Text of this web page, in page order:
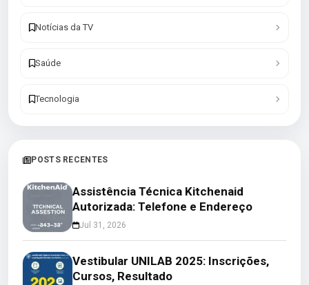
Notícias da TV
Saúde
Tecnologia
POSTS RECENTES
Assistência Técnica Kitchenaid
Autorizada: Telefone e Endereço
Jul 31, 2026
Vestibular UNILAB 2025: Inscrições,
Cursos, Resultado